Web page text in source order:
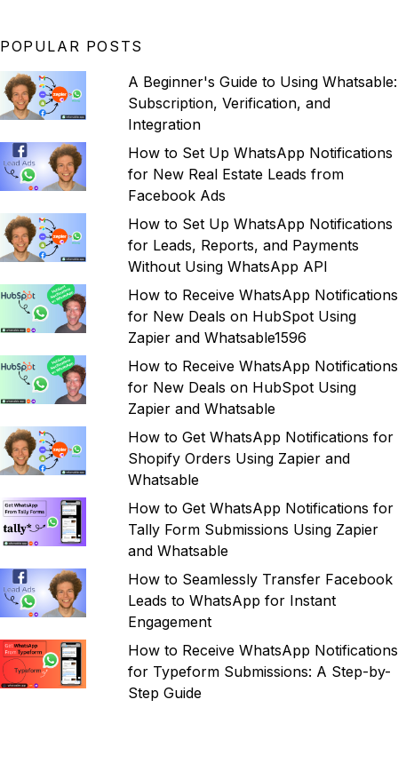
POPULAR POSTS
A Beginner's Guide to Using Whatsable:
Subscription, Verification, and
Integration
How to Set Up WhatsApp Notifications
for New Real Estate Leads from
Facebook Ads
How to Set Up WhatsApp Notifications
for Leads, Reports, and Payments
Without Using WhatsApp API
How to Receive WhatsApp Notifications
for New Deals on HubSpot Using
Zapier and Whatsable1596
How to Receive WhatsApp Notifications
for New Deals on HubSpot Using
Zapier and Whatsable
How to Get WhatsApp Notifications for
Shopify Orders Using Zapier and
Whatsable
How to Get WhatsApp Notifications for
Tally Form Submissions Using Zapier
and Whatsable
How to Seamlessly Transfer Facebook
Leads to WhatsApp for Instant
Engagement
How to Receive WhatsApp Notifications
for Typeform Submissions: A Step-by-
Step Guide